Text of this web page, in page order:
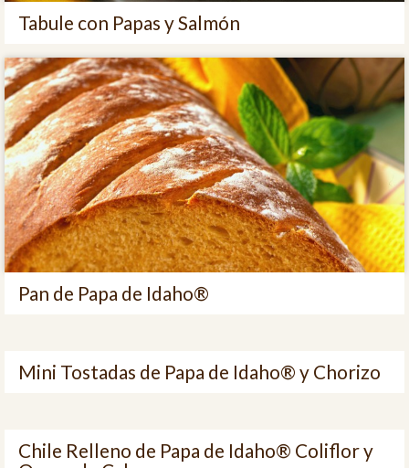
Tabule con Papas y Salmón
Pan de Papa de Idaho®
Mini Tostadas de Papa de Idaho® y Chorizo
Chile Relleno de Papa de Idaho® Coliflor y